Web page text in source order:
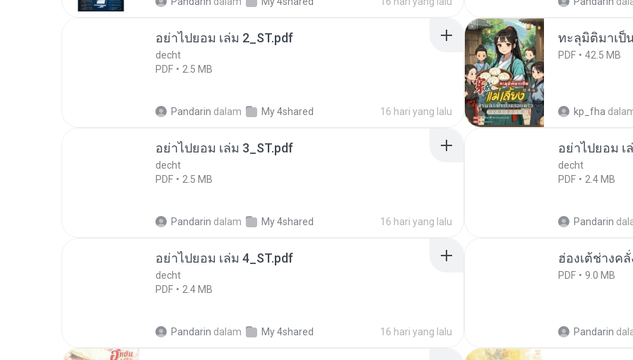
อย่าไปยอม เล่ม 2_ST.pdf
decht
PDF
2.5 MB
Pandarin dalam My 4shared 16 hari yang lalu
ทะลุมิติมาเป็
PDF 42.5 MB
kp_fha
อย่าไปยอม เล่ม 3_ST.pdf
decht
PDF
2.5 MB
Pandarin dalam My 4shared 16 hari yang lalu
อย่าไปยอม เ
decht
PDF
2.4 MB
Pandarin
อย่าไปยอม เล่ม 4_ST.pdf
decht
PDF
2.4 MB
Pandarin dalam My 4shared 16 hari yang lalu
ฮ่องเต้ช่างค
PDF 9.0 MB
Pandarin